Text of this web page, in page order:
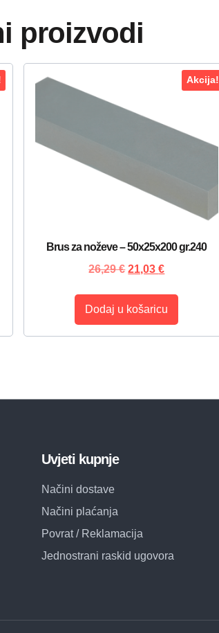
proizvodi
Akcija!
Brus za noževe – 50x25x200 gr.240
26,29€ 21,03€
Dodaj u košaricu
Uvjeti kupnje
Načini dostave
Načini plaćanja
Povrat / Reklamacija
Jednostrani raskid ugovora